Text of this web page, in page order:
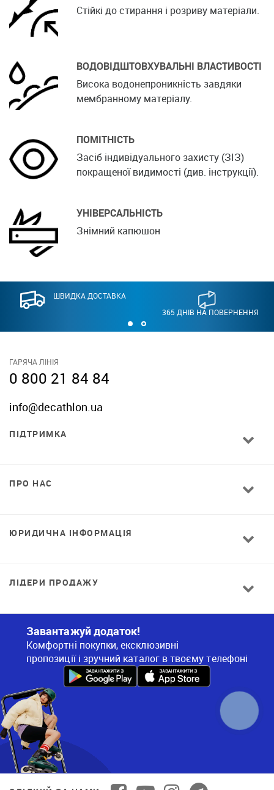
Стійкі до стирання і розриву матеріали.
ВОДОВІДШТОВХУВАЛЬНІ ВЛАСТИВОСТІ
Висока водонепроникність завдяки
мембранному матеріалу.
ПОМІТНІСТЬ
Засіб індивідуального захисту (ЗІЗ)
покращеної видимості (див. інструкції).
УНІВЕРСАЛЬНІСТЬ
Знімний капюшон
ШВИДКА ДОСТАВКА
365 ДНІВ НА ПОВЕРНЕННЯ
ГАРЯЧА ЛІНІЯ
0 800 21 84 84
info@decathlon.ua
ПІДТРИМКА
ПРО НАС
ЮРИДИЧНА ІНФОРМАЦІЯ
ЛІДЕРИ ПРОДАЖУ
Завантажуй додаток!
Комфортні покупки, ексклюзивні
пропозиції і зручний каталог в твоєму телефоні